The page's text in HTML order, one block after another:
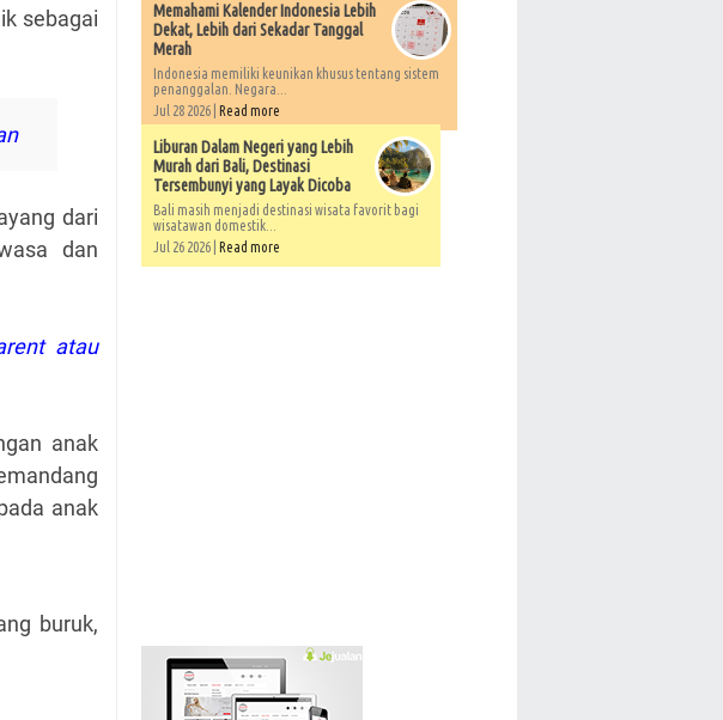
sebagai
dari
dan
atau
anak
anak
buruk,
Memahami Kalender Indonesia Lebih
Dekat, Lebih dari Sekadar Tanggal
Merah
Indonesia memiliki keunikan khusus tentang sistem
penanggalan. Negara...
Jul 28 2026 | Read more
Liburan Dalam Negeri yang Lebih
Murah dari Bali, Destinasi
Tersembunyi yang Layak Dicoba
Bali masih menjadi destinasi wisata favorit bagi
wisatawan domestik...
Jul 26 2026 | Read more